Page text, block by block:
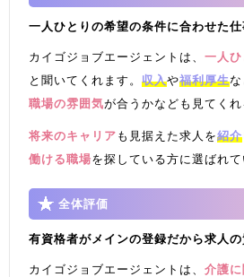
一人ひとりの希望の条件に合わせた
カイゴジョブエージェントは、一人
と聞いてくれます。収入や福利厚生
職場の雰囲気が合うかなども見てくれ
将来のキャリアも見据えた求人を紹介
働ける職場を探している方に選ばれて
全体評価
有資格者がメインの登録だから求人
カイゴジョブエージェントは、介護